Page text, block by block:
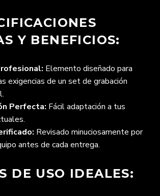
Y BENEFICIOS:
Elemento diseñado para
exigencias de un set de grabación
Perfecta: Fácil adaptación a tus
Revisado minuciosamente por
antes de cada entrega.
DE USO IDEALES: